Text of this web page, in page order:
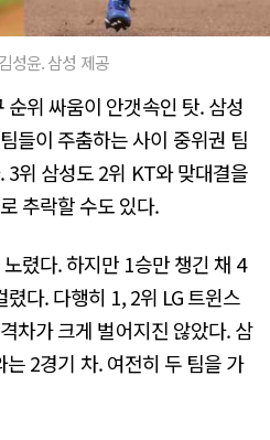
성윤. 삼성 제공
위 싸움이 안갯속인 탓. 삼성
들이 주춤하는 사이 중위권 팀
3위 삼성도 2위 KT와 맞대결을
추락할 수도 있다.
렸다. 하지만 1승만 챙긴 채 4
다. 다행히 1, 2위 LG 트윈스
차가 크게 벌어지진 않았다. 삼
2경기 차. 여전히 두 팀을 가